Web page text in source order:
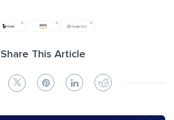
Share This Article